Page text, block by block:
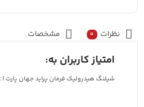
نظرات 0 مشخصات
امتیاز کاربران به:
شیلنگ هیدرولیک فرمان پراید جهان پارت | ipnc